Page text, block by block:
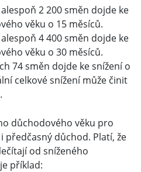
2 200 směn dojde ke
věku o 15 měsíců.
4 400 směn dojde ke
věku o 30 měsíců.
74 směn dojde ke snížení o
celkové snížení může činit
důchodového věku pro
předčasný důchod. Platí, že
od sníženého
příklad: